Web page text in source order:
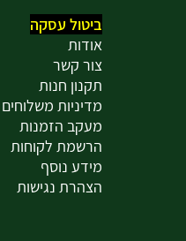
ביטול עסקה
אודות
צור קשר
תקנון חנות
מדיניות משלוחים
מעקב הזמנות
הרשמת לקוחות
מידע נוסף
הצהרת נגישות